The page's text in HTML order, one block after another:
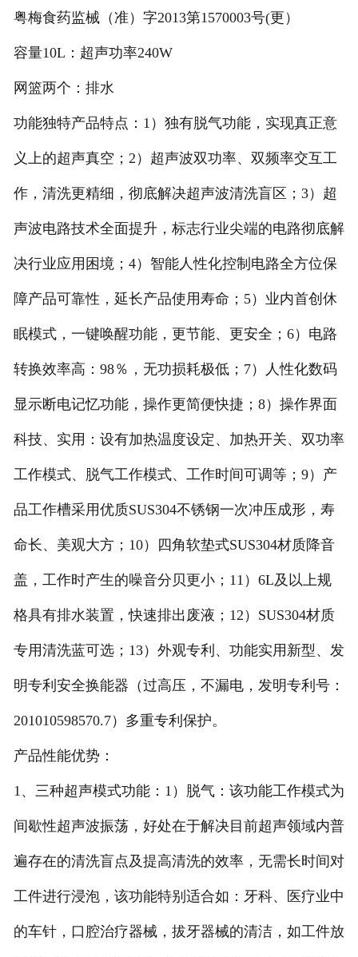
粤梅食药监械（准）字2013第1570003号(更）
容量10L：超声功率240W
网篮两个：排水
功能独特产品特点：1）独有脱气功能，实现真正意
义上的超声真空；2）超声波双功率、双频率交互工
作，清洗更精细，彻底解决超声波清洗盲区；3）超
声波电路技术全面提升，标志行业尖端的电路彻底解
决行业应用困境；4）智能人性化控制电路全方位保
障产品可靠性，延长产品使用寿命；5）业内首创休
眠模式，一键唤醒功能，更节能、更安全；6）电路
转换效率高：98％，无功损耗极低；7）人性化数码
显示断电记忆功能，操作更简便快捷；8）操作界面
科技、实用：设有加热温度设定、加热开关、双功率
工作模式、脱气工作模式、工作时间可调等；9）产
品工作槽采用优质SUS304不锈钢一次冲压成形，寿
命长、美观大方；10）四角软垫式SUS304材质降音
盖，工作时产生的噪音分贝更小；11）6L及以上规
格具有排水装置，快速排出废液；12）SUS304材质
专用清洗蓝可选；13）外观专利、功能实用新型、发
明专利安全换能器（过高压，不漏电，发明专利号：
201010598570.7）多重专利保护。
产品性能优势：
1、三种超声模式功能：1）脱气：该功能工作模式为
间歇性超声波振荡，好处在于解决目前超声领域内普
遍存在的清洗盲点及提高清洗的效率，无需长时间对
工件进行浸泡，该功能特别适合如：牙科、医疗业中
的车针，口腔治疗器械，拔牙器械的清洁，如工件放